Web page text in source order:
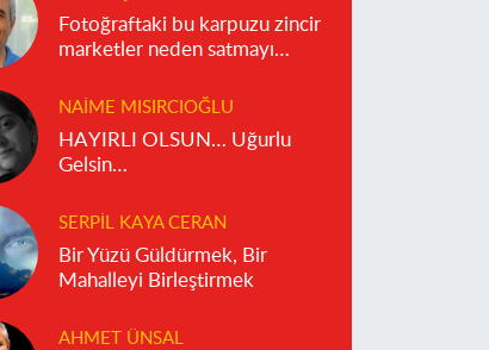
Fotoğraftaki bu karpuzu zincir
marketler neden satmayı
NAIME MISIRCIOĞLU
HAYIRLI OLSUN… Uğurlu
Gelsin…
SERPIL KAYA CERAN
Bir Yüzü Güldürmek, Bir
Mahalleyi Birleştirmek
AHMET ÜNSAL